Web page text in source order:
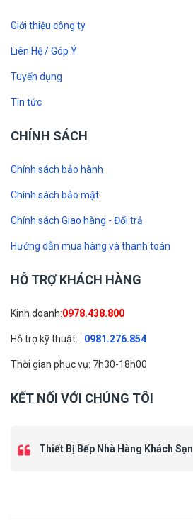
Giới thiệu công ty
Liên Hệ / Góp Ý
Tuyển dụng
Tin tức
CHÍNH SÁCH
Chính sách bảo hành
Chính sách bảo mật
Chính sách Giao hàng - Đổi trả
Hướng dẫn mua hàng và thanh toán
HỖ TRỢ KHÁCH HÀNG
Kinh doanh:0978.438.800
Hỗ trợ kỹ thuật: : 0981.276.854
Thời gian phục vụ: 7h30-18h00
KẾT NỐI VỚI CHÚNG TÔI
Thiết Bị Bếp Nhà Hàng Khách Sạn